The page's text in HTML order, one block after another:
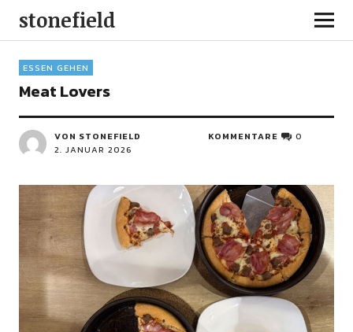
stonefield
ESSEN GEHEN
Meat Lovers
VON STONEFIELD
2. JANUAR 2026
KOMMENTARE 0